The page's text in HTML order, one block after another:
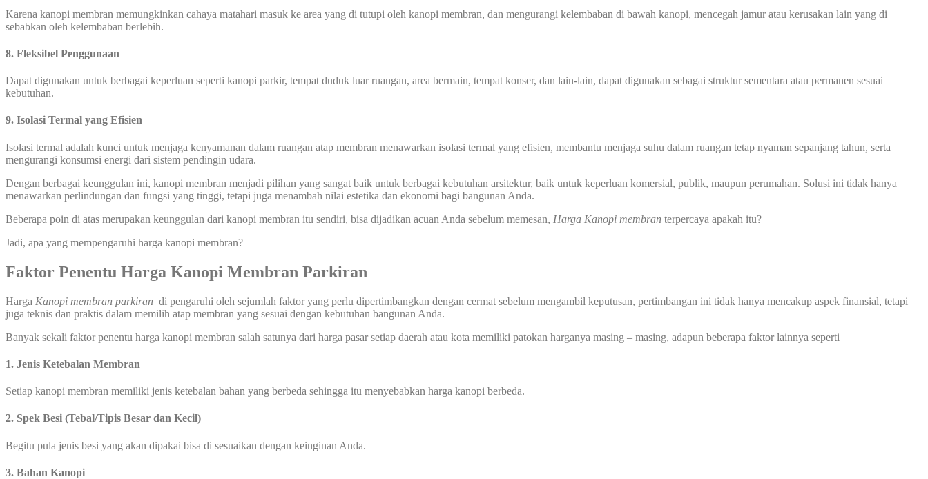
Karena kanopi membran memungkinkan cahaya matahari masuk ke area yang di tutupi oleh kanopi membran, dan mengurangi kelembaban di bawah kanopi, mencegah jamur atau kerusakan lain yang di
sebabkan oleh kelembaban berlebih.
8. Fleksibel Penggunaan
Dapat digunakan untuk berbagai keperluan seperti kanopi parkir, tempat duduk luar ruangan, area bermain, tempat konser, dan lain-lain, dapat digunakan sebagai struktur sementara atau permanen sesuai
kebutuhan.
9. Isolasi Termal yang Efisien
Isolasi termal adalah kunci untuk menjaga kenyamanan dalam ruangan atap membran menawarkan isolasi termal yang efisien, membantu menjaga suhu dalam ruangan tetap nyaman sepanjang tahun, serta
mengurangi konsumsi energi dari sistem pendingin udara.
Dengan berbagai keunggulan ini, kanopi membran menjadi pilihan yang sangat baik untuk berbagai kebutuhan arsitektur, baik untuk keperluan komersial, publik, maupun perumahan. Solusi ini tidak hanya
menawarkan perlindungan dan fungsi yang tinggi, tetapi juga menambah nilai estetika dan ekonomi bagi bangunan Anda.
Beberapa poin di atas merupakan keunggulan dari kanopi membran itu sendiri, bisa dijadikan acuan Anda sebelum memesan, Harga Kanopi membran terpercaya apakah itu?
Jadi, apa yang mempengaruhi harga kanopi membran?
Faktor Penentu Harga Kanopi Membran Parkiran
Harga Kanopi membran parkiran di pengaruhi oleh sejumlah faktor yang perlu dipertimbangkan dengan cermat sebelum mengambil keputusan, pertimbangan ini tidak hanya mencakup aspek finansial, tetapi
juga teknis dan praktis dalam memilih atap membran yang sesuai dengan kebutuhan bangunan Anda.
Banyak sekali faktor penentu harga kanopi membran salah satunya dari harga pasar setiap daerah atau kota memiliki patokan harganya masing – masing, adapun beberapa faktor lainnya seperti
1. Jenis Ketebalan Membran
Setiap kanopi membran memiliki jenis ketebalan bahan yang berbeda sehingga itu menyebabkan harga kanopi berbeda.
2. Spek Besi (Tebal/Tipis Besar dan Kecil)
Begitu pula jenis besi yang akan dipakai bisa di sesuaikan dengan keinginan Anda.
3. Bahan Kanopi